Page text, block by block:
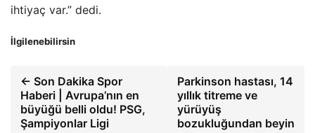
ihtiyaç var.” dedi.
İlgilenebilirsin
← Son Dakika Spor
Haberi | Avrupa’nın en
büyüğü belli oldu! PSG,
Şampiyonlar Ligi
Parkinson hastası, 14
yıllık titreme ve
yürüyüş
bozukluğundan beyin